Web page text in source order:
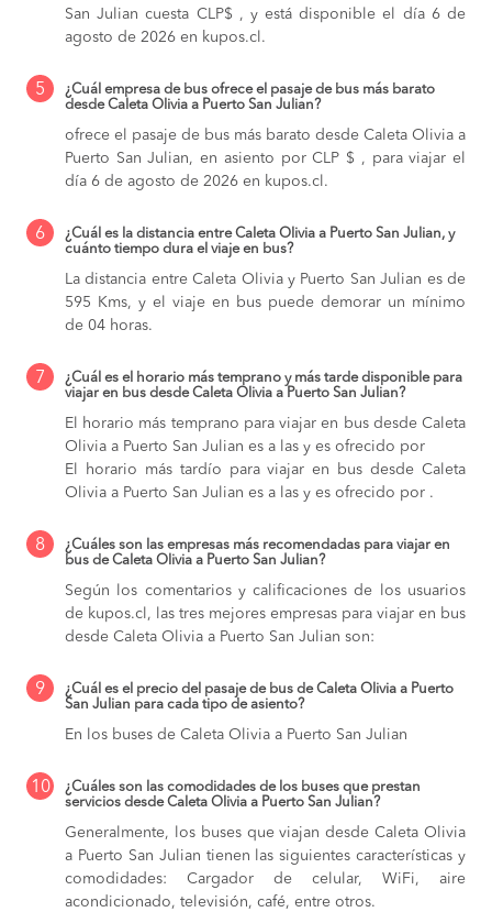
San Julian cuesta CLP$ , y está disponible el día 6 de
agosto de 2026 en kupos.cl.
5
¿Cuál empresa de bus ofrece el pasaje de bus más barato
desde Caleta Olivia a Puerto San Julian?
ofrece el pasaje de bus más barato desde Caleta Olivia a
Puerto San Julian, en asiento por CLP $ , para viajar el
día 6 de agosto de 2026 en kupos.cl.
6
¿Cuál es la distancia entre Caleta Olivia a Puerto San Julian, y
cuánto tiempo dura el viaje en bus?
La distancia entre Caleta Olivia y Puerto San Julian es de
595 Kms, y el viaje en bus puede demorar un mínimo
de 04 horas.
7
¿Cuál es el horario más temprano y más tarde disponible para
viajar en bus desde Caleta Olivia a Puerto San Julian?
El horario más temprano para viajar en bus desde Caleta
Olivia a Puerto San Julian es a las y es ofrecido por
El horario más tardío para viajar en bus desde Caleta
Olivia a Puerto San Julian es a las y es ofrecido por .
8
¿Cuáles son las empresas más recomendadas para viajar en
bus de Caleta Olivia a Puerto San Julian?
Según los comentarios y calificaciones de los usuarios
de kupos.cl, las tres mejores empresas para viajar en bus
desde Caleta Olivia a Puerto San Julian son:
9
¿Cuál es el precio del pasaje de bus de Caleta Olivia a Puerto
San Julian para cada tipo de asiento?
En los buses de Caleta Olivia a Puerto San Julian
10
¿Cuáles son las comodidades de los buses que prestan
servicios desde Caleta Olivia a Puerto San Julian?
Generalmente, los buses que viajan desde Caleta Olivia
a Puerto San Julian tienen las siguientes características y
comodidades: Cargador de celular, WiFi, aire
acondicionado, televisión, café, entre otros.